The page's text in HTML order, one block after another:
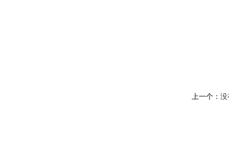
上一个： 没